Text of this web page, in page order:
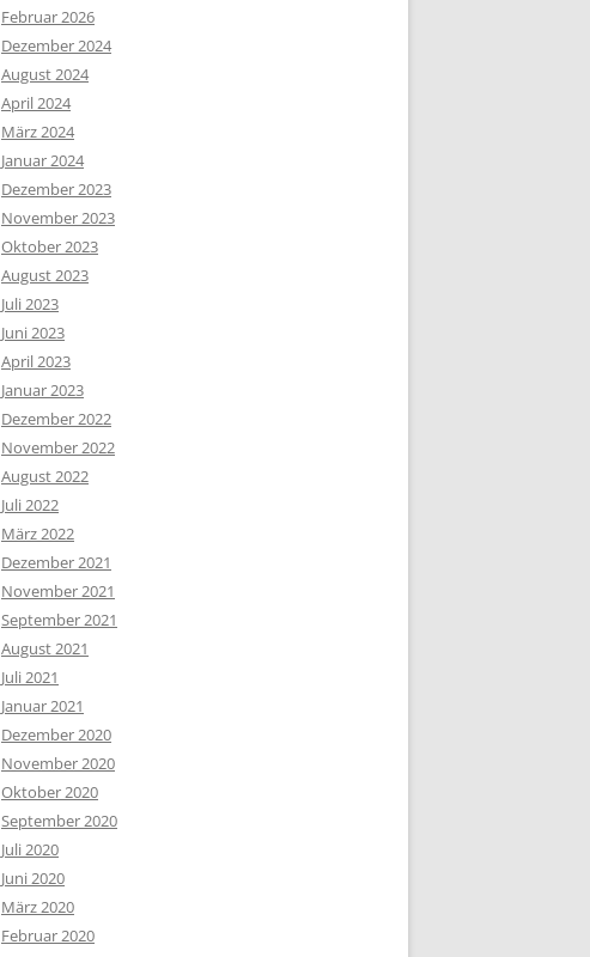
Februar 2026
Dezember 2024
August 2024
April 2024
März 2024
Januar 2024
Dezember 2023
November 2023
Oktober 2023
August 2023
Juli 2023
Juni 2023
April 2023
Januar 2023
Dezember 2022
November 2022
August 2022
Juli 2022
März 2022
Dezember 2021
November 2021
September 2021
August 2021
Juli 2021
Januar 2021
Dezember 2020
November 2020
Oktober 2020
September 2020
Juli 2020
Juni 2020
März 2020
Februar 2020